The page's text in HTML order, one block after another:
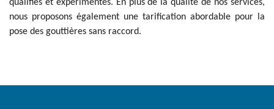
qualifiés et expérimentés. En plus de la qualité de nos services,
nous proposons également une tarification abordable pour la
pose des gouttières sans raccord.